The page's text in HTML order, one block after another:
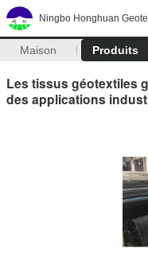
Ningbo Honghuan
Maison Produits
Les tissus géotextiles
des applications